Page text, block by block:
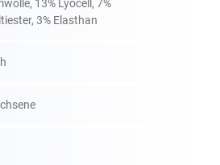
13% Lyocell, 7%
3% Elasthan